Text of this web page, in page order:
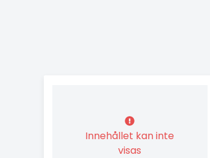
Innehållet kan inte
visas